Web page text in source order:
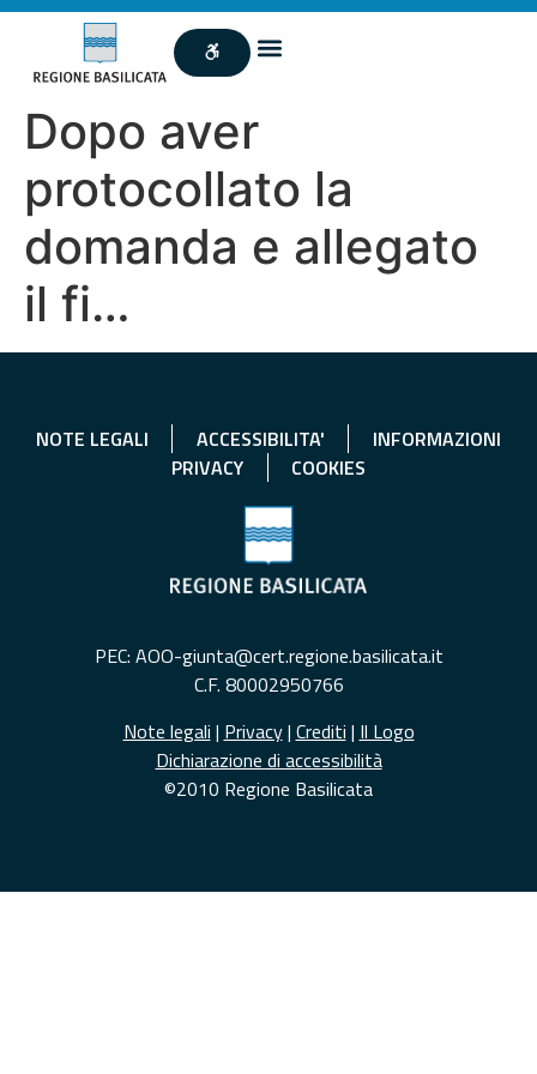
Dopo aver
protocollato la
domanda e allegato
il fi…
NOTE LEGALI ACCESSIBILITA'
INFORMAZIONI
PRIVACY
COOKIES
PEC: AOO-giunta@cert.regione.basilicata.it
C.F. 80002950766
Note legali | Privacy| Crediti | Il Logo
Dichiarazione di accessibilità
©2010 Regione Basilicata